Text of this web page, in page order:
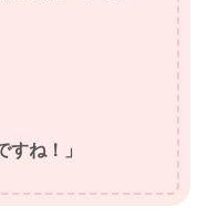
すね！」